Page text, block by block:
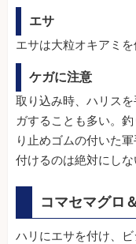
エサ
エサは大粒オキアミ
ケガに注意
取り込み時、ハリス
ガすることも多い。
り止めゴムの付いた
付けるのは絶対にしな
コマセマグロ
ハリにエサを付け、